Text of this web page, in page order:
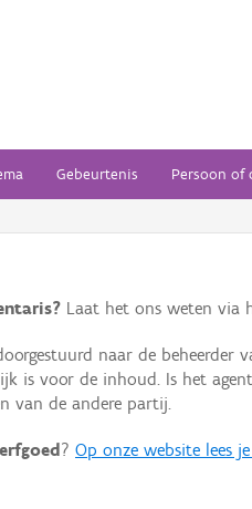
Gebeurtenis Persoon of
Laat het ons weten via
naar de beheerder
is voor de inhoud. Is het
van de andere partij.
? Op onze website lees